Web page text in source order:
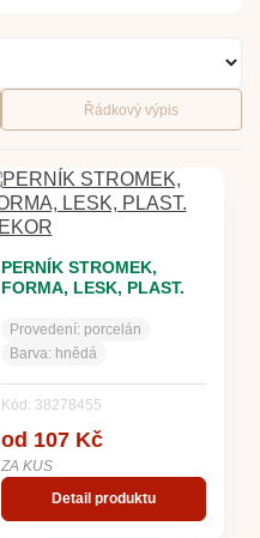
Řádkový výpis
PERNÍK STROMEK,
FORMA, LESK, PLAST.
Provedení: porcelán
Barva: hnědá
Kód: 38278455
od 107 Kč
ZA KUS
Detail produktu